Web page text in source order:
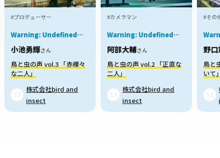
#プロデューサー
Warning: Undefined
/home/xs959124/mei-
content/themes/sakusaku-
job/parts/story-
小池勇輝さん
鳥と虫の声 vol.3 「赤裸々
な二人」
株式会社bird and
insect
#カメラマン
Warning: Undefined
/home/xs959124/mei-
content/themes/sakusaku-
job/parts/story-
阿部大輔さん
鳥と虫の声 vol.2 「正直な
二人」
株式会社bird and
insect
#その
/
job/
野
鳥と
いて